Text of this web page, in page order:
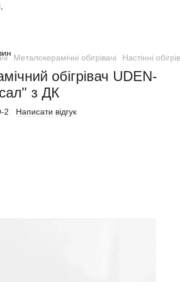
Металокерамічні обігрівачі Настінні
обігрівач UDEN-
з ДК
2 Написати відгук